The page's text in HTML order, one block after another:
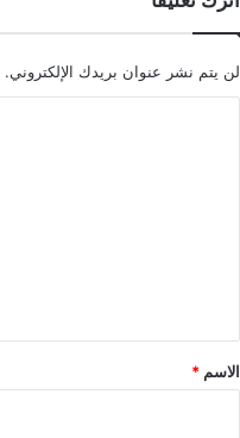
لن يتم نشر عنوان بريدك الإلكتروني.
*
الاسم *